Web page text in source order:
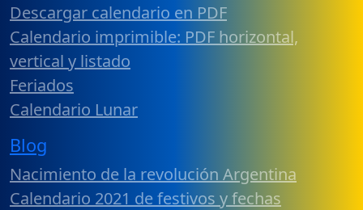
Descargar calendario en PDF
Calendario imprimible: PDF horizontal,
vertical y listado
Feriados
Calendario Lunar
Blog
Nacimiento de la revolución Argentina
Calendario 2021 de festivos y fechas